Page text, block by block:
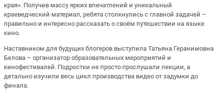
края». Получив массу ярких впечатлений и уникальный
краеведческий материал, ребята столкнулись с главной задачей –
правильно и интересно рассказать о своём путешествии на языке
кино.
Наставником для будущих блогеров выступила Татьяна Геранимовна
Белова – организатор образовательных мероприятий и
кинофестивалей. Подростки не просто прослушали лекции, а
детально изучили весь цикл производства видео от задумки до
финала.